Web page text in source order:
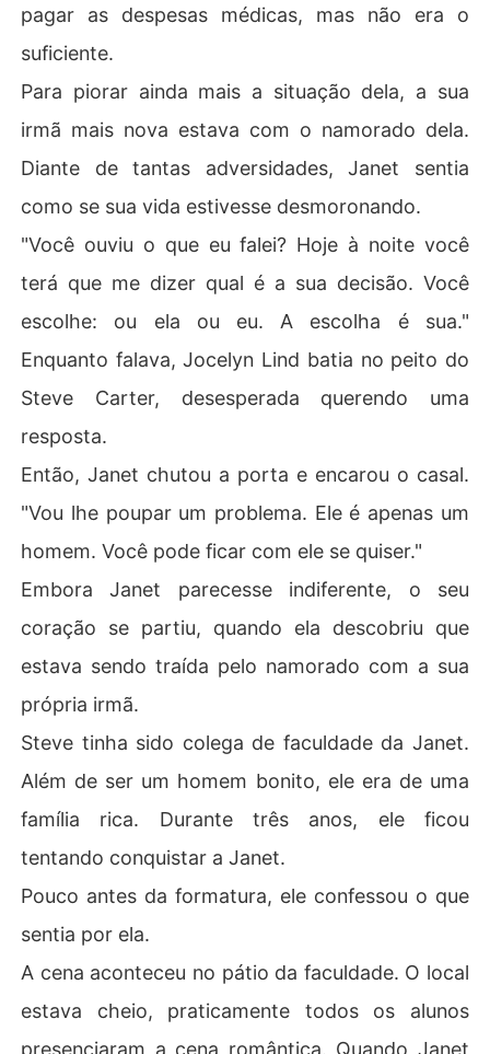
pagar as despesas médicas, mas não era o
suficiente.
Para piorar ainda mais a situação dela, a sua
irmã mais nova estava com o namorado dela.
Diante de tantas adversidades, Janet sentia
como se sua vida estivesse desmoronando.
"Você ouviu o que eu falei? Hoje à noite você
terá que me dizer qual é a sua decisão. Você
escolhe: ou ela ou eu. A escolha é sua."
Enquanto falava, Jocelyn Lind batia no peito do
Steve Carter, desesperada querendo uma
resposta.
Então, Janet chutou a porta e encarou o casal.
"Vou lhe poupar um problema. Ele é apenas um
homem. Você pode ficar com ele se quiser."
Embora Janet parecesse indiferente, o seu
coração se partiu, quando ela descobriu que
estava sendo traída pelo namorado com a sua
própria irmã.
Steve tinha sido colega de faculdade da Janet.
Além de ser um homem bonito, ele era de uma
família rica. Durante três anos, ele ficou
tentando conquistar a Janet.
Pouco antes da formatura, ele confessou o que
sentia por ela.
A cena aconteceu no pátio da faculdade. O local
estava cheio, praticamente todos os alunos
presenciaram a cena romântica. Quando Janet